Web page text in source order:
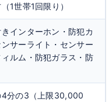
1世帯1回限り）
インターホン・防犯カ
サーライト・センサー
ルム・防犯ガラス・防
4分の3（上限30,000